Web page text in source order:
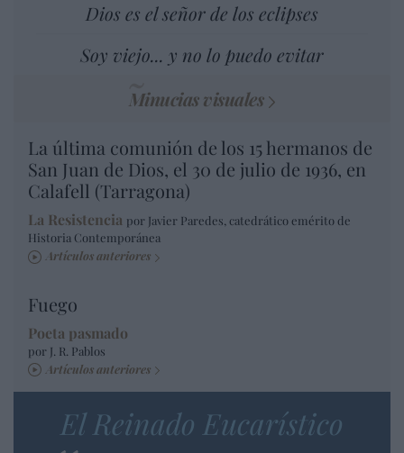
Dios es el señor de los eclipses
Soy viejo... y no lo puedo evitar
Minucias visuales
La última comunión de los 15 hermanos de
San Juan de Dios, el 30 de julio de 1936, en
Calafell (Tarragona)
La Resistencia por Javier Paredes, catedrático emérito de
Historia Contemporánea
Artículos anteriores
Fuego
Poeta pasmado
por J. R. Pablos
Artículos anteriores
El Reinado Eucarístico